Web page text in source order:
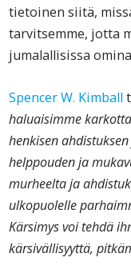
tietoinen siitä,
tarvitsemme, jotta
jumalallisissa
Spencer W. Kimball
haluaisimme
henkisen
helppouden ja
murheelta ja
ulkopuolelle
Kärsimys voi tehdä
kärsivällisyyttä,